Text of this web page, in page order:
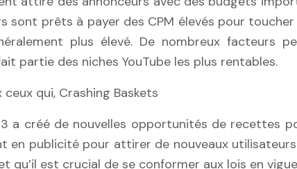
sont prêts à payer des CPM élevés pour
plus élevé. De nombreux facteurs
partie des niches YouTube les plus rentables.
qui, Crashing Baskets
a créé de nouvelles opportunités de recettes
en publicité pour attirer de nouveaux
est crucial de se conformer aux lois en